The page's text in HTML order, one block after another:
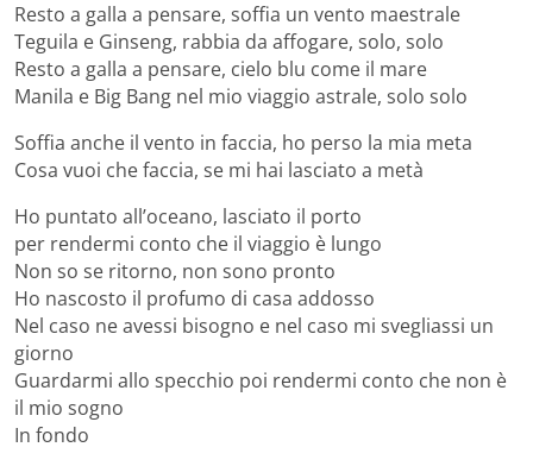
Resto a galla a pensare, soffia un vento maestrale
Teguila e Ginseng, rabbia da affogare, solo, solo
Resto a galla a pensare, cielo blu come il mare
Manila e Big Bang nel mio viaggio astrale, solo solo
Soffia anche il vento in faccia, ho perso la mia meta
Cosa vuoi che faccia, se mi hai lasciato a metà
Ho puntato all’oceano, lasciato il porto
per rendermi conto che il viaggio è lungo
Non so se ritorno, non sono pronto
Ho nascosto il profumo di casa addosso
Nel caso ne avessi bisogno e nel caso mi svegliassi un
giorno
Guardarmi allo specchio poi rendermi conto che non è
il mio sogno
In fondo